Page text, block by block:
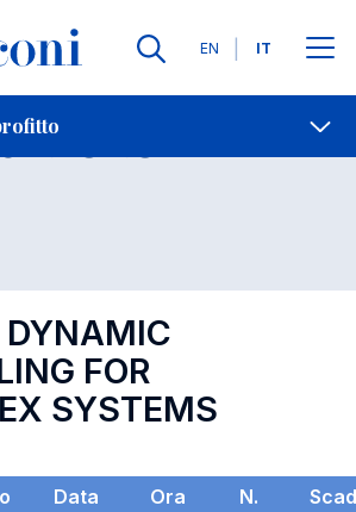
Lingue
EN IT
Contatti
21020 Open
FOR
SYSTEMS
Data Ora
N.